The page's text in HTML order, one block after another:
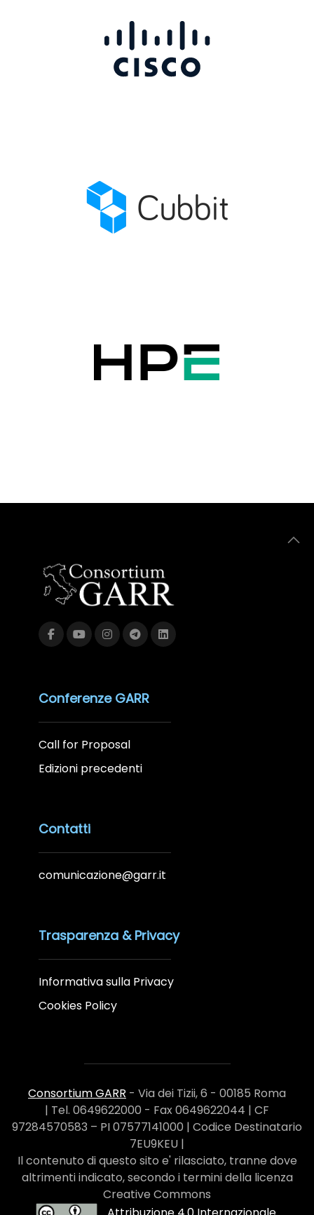
Conferenze GARR
Call for Proposal
Edizioni precedenti
Contatti
comunicazione@garr.it
Trasparenza & Privacy
Informativa sulla Privacy
Cookies Policy
Consortium GARR - Via dei Tizii, 6 - 00185 Roma
| Tel. 0649622000 - Fax 0649622044 | CF
97284570583 – PI 07577141000 | Codice Destinatario
7EU9KEU |
Il contenuto di questo sito e' rilasciato, tranne dove
altrimenti indicato, secondo i termini della licenza
Creative Commons